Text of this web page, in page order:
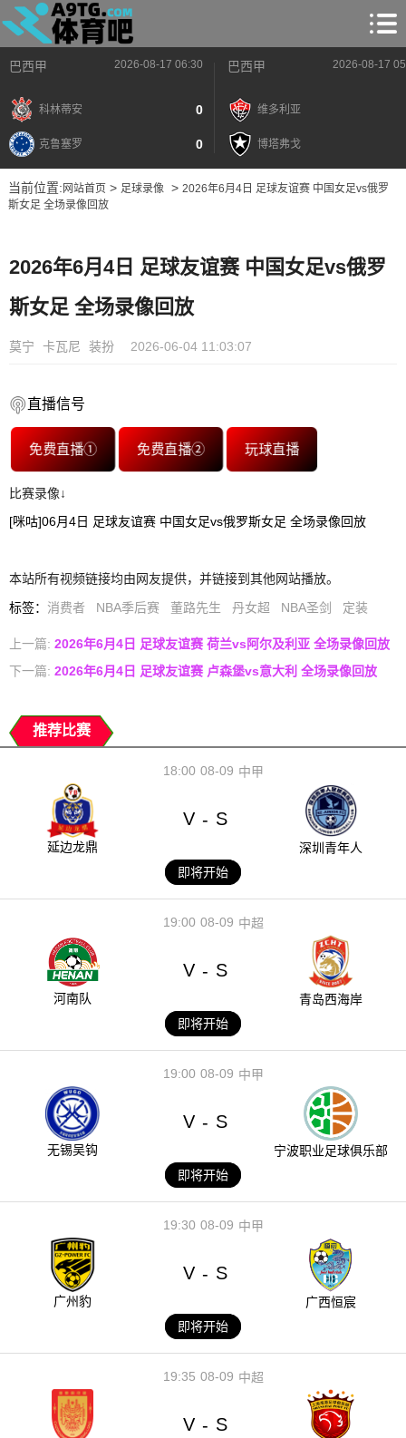
巴西甲 2026-08-17 06:30
科林蒂安 0
克鲁塞罗 0
巴西甲 2026-08-17
维多利亚
博塔弗戈
当前位置: 网站首页> 足球录像 > 2026年6月4日 足球友谊赛 中国女足vs俄罗
斯女足 全场录像回放
2026年6月4日 足球友谊赛 中国女足vs俄罗
斯女足 全场录像回放
莫宁 卡瓦尼 装扮 2026-06-04 11:03:07
直播信号
免费直播① 免费直播② 玩球直播
比赛录像↓
[咪咕]06月4日 足球友谊赛 中国女足vs俄罗斯女足 全场录像回放
本站所有视频链接均由网友提供，并链接到其他网站播放。
标签： 消费者 NBA季后赛 董路先生 丹女超 NBA圣剑 定装
上一篇: 2026年6月4日 足球友谊赛 荷兰vs阿尔及利亚 全场录像回放
下一篇: 2026年6月4日 足球友谊赛 卢森堡vs意大利 全场录像回放
推荐比赛
08-09
18:00 中甲
延边龙鼎
V - S
深圳青年人
即将开始
08-09
19:00 中超
河南队
V - S
青岛西海岸
即将开始
08-09
19:00 中甲
无锡吴钩
V - S
宁波职业足球俱乐部
即将开始
08-09
19:30 中甲
广州豹
V - S
广西恒宸
即将开始
08-09
19:35 中超
V - S